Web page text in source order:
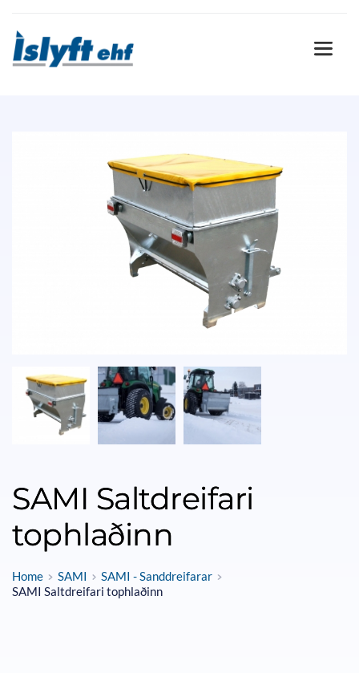
SAMI Saltdreifari
tophlaðinn
Home SAMI
SAMI - Sanddreifarar
SAMI Saltdreifari tophlaðinn